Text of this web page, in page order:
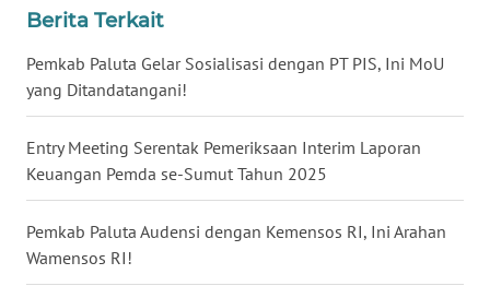
Berita Terkait
Pemkab Paluta Gelar Sosialisasi dengan PT PIS, Ini MoU
yang Ditandatangani!
Entry Meeting Serentak Pemeriksaan Interim Laporan
Keuangan Pemda se-Sumut Tahun 2025
Pemkab Paluta Audensi dengan Kemensos RI, Ini Arahan
Wamensos RI!
WN
TAPANULI
SELATAN
WN
LESUNG
KARO